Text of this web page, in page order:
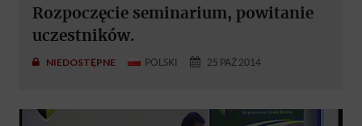
Rozpoczęcie seminarium, powitanie
uczestników.
NIEDOSTĘPNE POLSKI 25 PAŹ 2014